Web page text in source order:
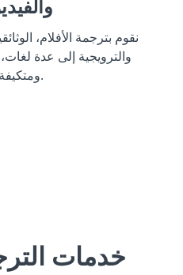
نقوم بترجمة الأفلام،
والترويجية إلى عدة
ومتكيفة ثقافياً.
خدمات